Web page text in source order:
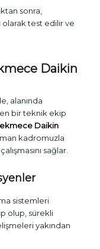
sonra,
olarak test edilir ve
Daikin
alanında
bir teknik ekip
Daikin
kadromuzla
sağlar.
sistemleri
olup, sürekli
yakından